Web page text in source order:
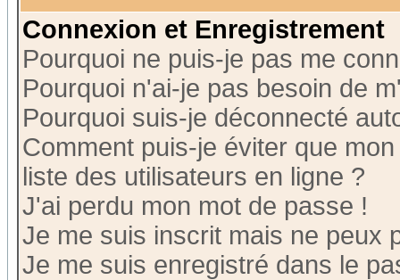
Connexion et Enregistrement
Pourquoi ne puis-je pas me
Pourquoi n'ai-je pas besoin de
Pourquoi suis-je déconnecté
Comment puis-je éviter que
liste des utilisateurs en ligne ?
J'ai perdu mon mot de passe !
Je me suis inscrit mais ne peux
Je me suis enregistré dans le